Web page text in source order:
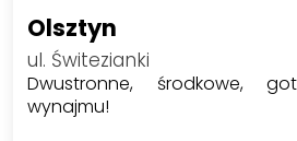
Olsztyn
ul. Świtezianki
Dwustronne, środkowe,
wynajmu!